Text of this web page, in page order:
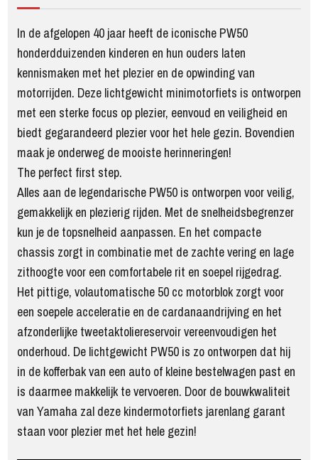
In de afgelopen 40 jaar heeft de iconische PW50
honderdduizenden kinderen en hun ouders laten
kennismaken met het plezier en de opwinding van
motorrijden. Deze lichtgewicht minimotorfiets is ontworpen
met een sterke focus op plezier, eenvoud en veiligheid en
biedt gegarandeerd plezier voor het hele gezin. Bovendien
maak je onderweg de mooiste herinneringen!
The perfect first step.
Alles aan de legendarische PW50 is ontworpen voor veilig,
gemakkelijk en plezierig rijden. Met de snelheidsbegrenzer
kun je de topsnelheid aanpassen. En het compacte
chassis zorgt in combinatie met de zachte vering en lage
zithoogte voor een comfortabele rit en soepel rijgedrag.
Het pittige, volautomatische 50 cc motorblok zorgt voor
een soepele acceleratie en de cardanaandrijving en het
afzonderlijke tweetaktoliereservoir vereenvoudigen het
onderhoud. De lichtgewicht PW50 is zo ontworpen dat hij
in de kofferbak van een auto of kleine bestelwagen past en
is daarmee makkelijk te vervoeren. Door de bouwkwaliteit
van Yamaha zal deze kindermotorfiets jarenlang garant
staan voor plezier met het hele gezin!